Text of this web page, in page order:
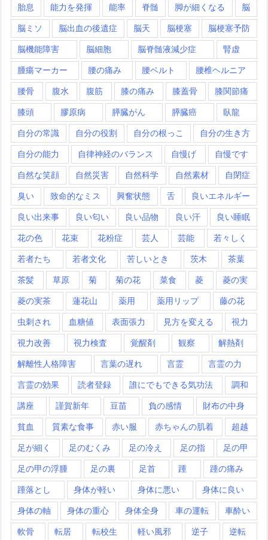
胎息 能力を発揮 能率 脊髄 脚が細くなる 脳
脳ミソ 脳出血の後遺症 脳天 脳梗塞 脳梗塞予防
脳機能障害 脳細胞 脳脊髄液減少症 腎虚
腫瘍マーカー 腰の痛み 腰ベルト 腰椎ヘルニア
腰骨 腹水 腹筋 膝の痛み 膝蓋骨 膝関節痛
膝頭 膠原病 膵臓がん 膵臓癌 臥龍
自分の常識 自分の役割 自分の根っこ 自分の生き方
自分の能力 自律神経のバランス 自慢げ 自慢です
自然な笑顔 自然災害 自然科学 自然素材 自閉症
臭い 致命的なミス 興奮状態 舌 良いエネルギー
良い出来事 良い匂い 良い品物 良い汗 良い睡眠
花の色 花束 花粉症 芸人 芸能 若々しく
若者たち 若者文化 苦しいとき 茨木 茶葉
茶髪 草原 菊 菊の花 菜食 菱 菱の実
菱の実茶 蓮花山 薬用 薬用リップ 藤の花
虫刺され 血糖値 表面張力 見方を変える 視力
視力改善 視力検査 覚醒剤 観察 解熱剤
解離性人格障害 言葉の遅れ 言霊 言霊の力
言霊の効果 読者登録 誰にでもできる気功法 調和
講座 謹賀新年 豆苗 負の感情 財布の中身
貧血 質素な食事 赤い服 赤ちゃんの肌着 超越
足が細く 足のむくみ 足の冷え 足の指 足の甲
足の甲の浮腫 足の裏 足首 踵 踵の痛み
踵落とし 身体が軽い 身体に悪い 身体に良い
身体の軸 身体の重心 身体全身 車の運転 車酔い
軟骨 転居 転校生 軽い風邪 逆子 逆転